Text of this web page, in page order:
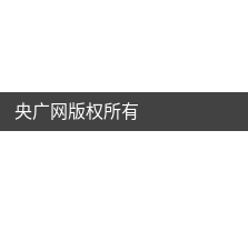
央广网版权所有